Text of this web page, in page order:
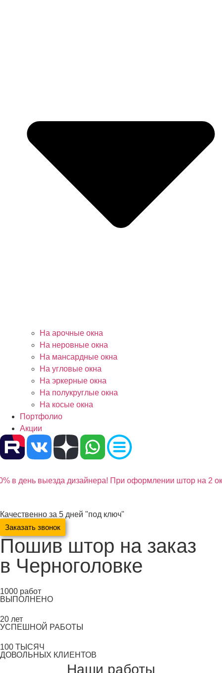
На арочные окна
На неровные окна
На мансардные окна
На угловые окна
На эркерные окна
На полукруглые окна
На косые окна
Портфолио
Акции
в день выезда дизайнера! При оформлении штор на 2
Качественно за 5 дней "под ключ"
Заказать звонок
Пошив штор на заказ
в Черноголовке
1000 работ
ВЫПОЛНЕНО
20 лет
УСПЕШНОЙ РАБОТЫ
100 ТЫСЯЧ
ДОВОЛЬНЫХ КЛИЕНТОВ
Наши работы